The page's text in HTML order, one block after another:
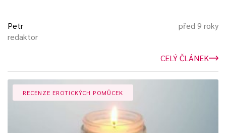
Petr
redaktor
před 9 roky
CELÝ ČLÁNEK
RECENZE EROTICKÝCH POMŮCEK